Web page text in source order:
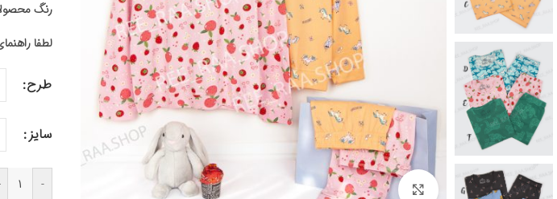
برای بزرگنمایی کلیک کنید
رنگ محصولات در تصویر
لطفا
طرح
سایز
-